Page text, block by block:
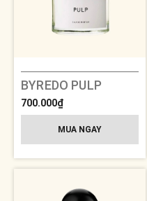
BYREDO PULP
700.000₫
MUA NGAY